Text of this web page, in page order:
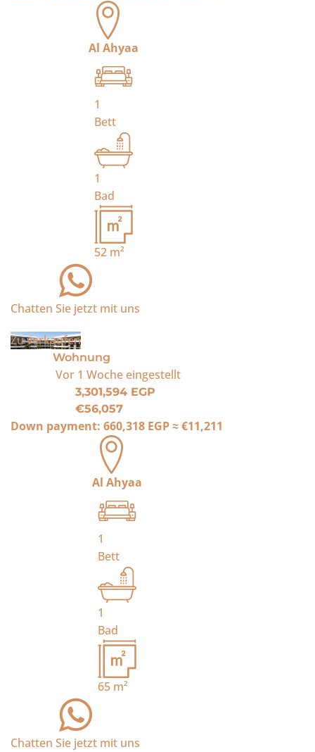
Al Ahyaa
1
Bett
1
Bad
52 m²
Chatten Sie jetzt mit uns
Zu verkaufen
Wohnung
Vor 1 Woche eingestellt
3,301,594 EGP
€56,057
Down payment: 660,318 EGP≈€11,211
Al Ahyaa
1
Bett
1
Bad
65m²
Chatten Sie jetzt mit uns